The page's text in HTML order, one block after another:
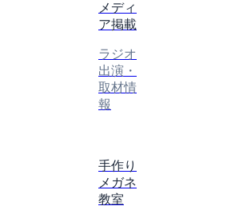
メディ
ア掲載
ラジオ
出演・
取材情
報
手作り
メガネ
教室